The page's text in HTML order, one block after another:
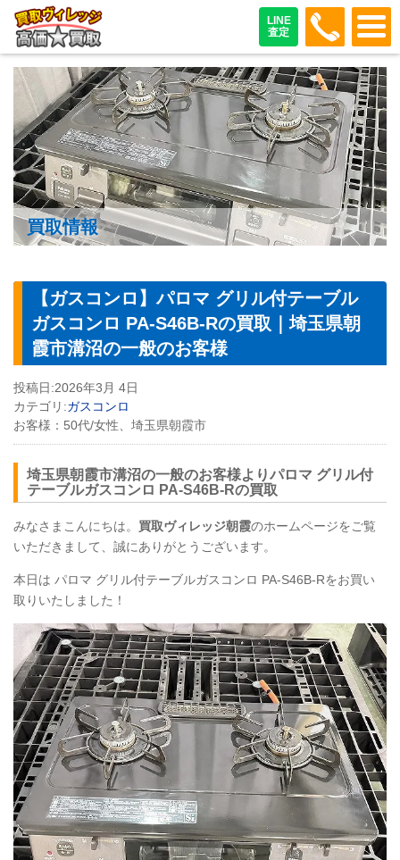
LINE
査定
048-
買取情報
【ガスコンロ】パロマ グリル付テーブル
ガスコンロ PA-S46B-Rの買取｜埼玉県朝
霞市溝沼の一般のお客様
投稿日:2026年3月 4日
カテゴリ:ガスコンロ
お客様： 50代/女性、埼玉県朝霞市
埼玉県朝霞市溝沼の一般のお客様よりパロマ グリル付
テーブルガスコンロ PA-S46B-Rの買取
みなさまこんにちは。 買取ヴィレッジ朝霞のホームページをご覧
いただきまして、誠にありがとうございます。
本日は パロマ グリル付テーブルガスコンロ PA-S46B-Rをお買い
取りいたしました！